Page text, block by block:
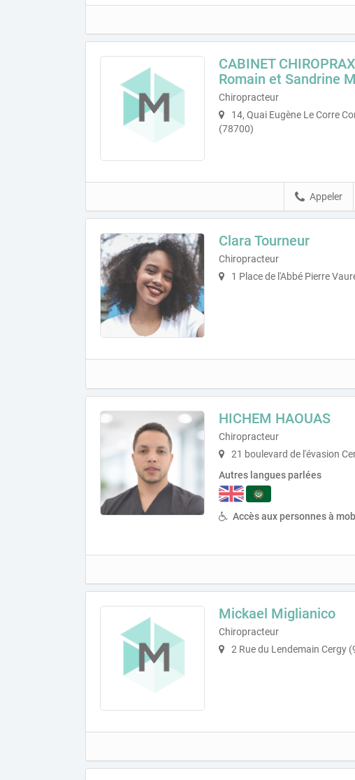
CABINET
Romain et Sandrine
Chiropracteur
14, Quai Eugène Le Corre
(78700)
Appeler
Clara Tourneur
Chiropracteur
1 Place de l'Abbé Pierre
HICHEM HAOUAS
Chiropracteur
21 boulevard de l'évasion
Autres langues parlées
Accès aux personnes à
Mickael Miglianico
Chiropracteur
2 Rue du Lendemain Cergy